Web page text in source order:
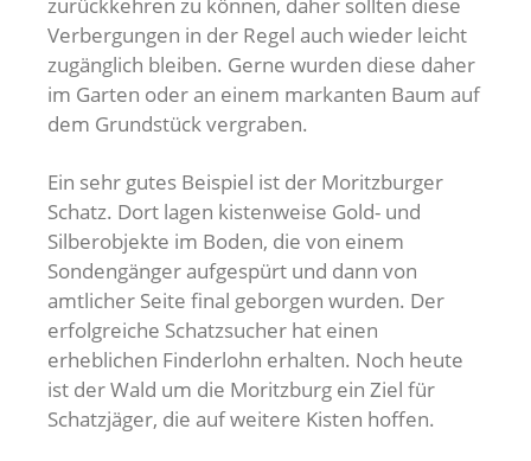
Verbergungen in der Regel auch wieder leicht
zugänglich bleiben. Gerne wurden diese daher
im Garten oder an einem markanten Baum auf
dem Grundstück vergraben.
Ein sehr gutes Beispiel ist der Moritzburger
Schatz. Dort lagen kistenweise Gold- und
Silberobjekte im Boden, die von einem
Sondengänger aufgespürt und dann von
amtlicher Seite final geborgen wurden. Der
erfolgreiche Schatzsucher hat einen
erheblichen Finderlohn erhalten. Noch heute
ist der Wald um die Moritzburg ein Ziel für
Schatzjäger, die auf weitere Kisten hoffen.